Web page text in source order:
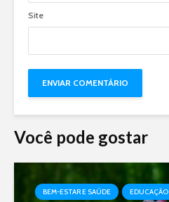
Site
Você pode gostar
BEM-ESTAR E SAÚDE EDUCAÇÃO